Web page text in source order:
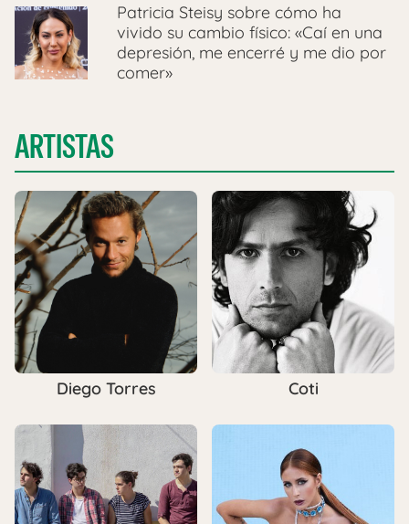
Patricia Steisy sobre cómo ha
vivido su cambio físico: «Caí en una
depresión, me encerré y me dio por
comer»
ARTISTAS
Diego Torres Coti